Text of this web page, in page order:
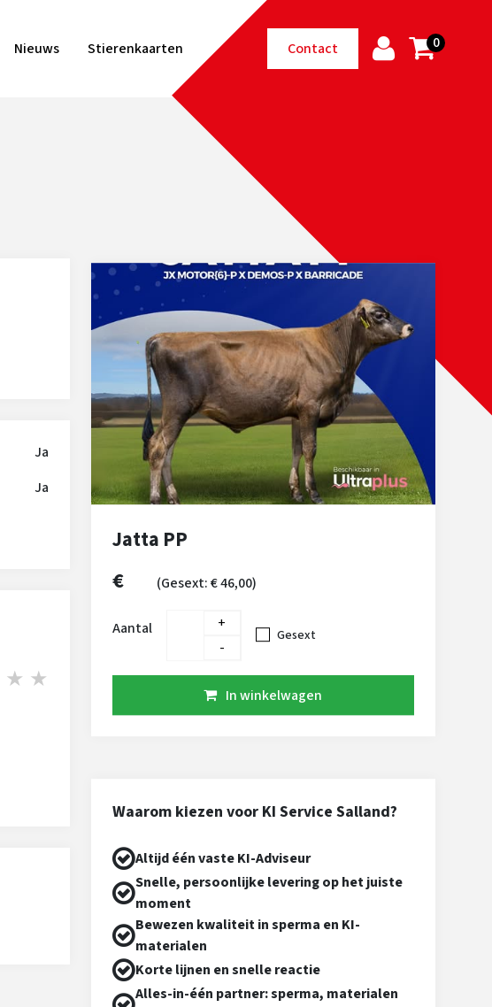
Nieuws Stierenkaarten Contact 0
Ja
Ja
★ ★
Jatta PP
€ (Gesext: € 46,00)
Aantal
+
-
Gesext
In winkelwagen
Waarom kiezen voor KI Service Salland?
Altijd één vaste KI-Adviseur
Snelle, persoonlijke levering op het juiste
moment
Bewezen kwaliteit in sperma en KI-
materialen
Korte lijnen en snelle reactie
Alles-in-één partner: sperma, materialen